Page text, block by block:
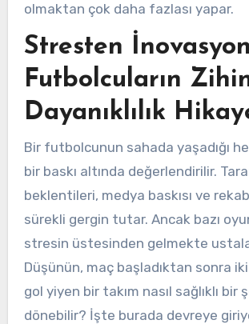
olmaktan çok daha fazlası yapar.
Stresten
Futbolcuların
Dayanıklılık
Bir futbolcunun sahada yaşadığı
bir baskı altında değerlendirilir.
beklentileri, medya baskısı ve
sürekli gergin tutar. Ancak bazı
stresin üstesinden gelmekte
Düşünün, maç başladıktan sonra
gol yiyen bir takım nasıl sağlıklı bir
dönebilir? İşte burada devreye